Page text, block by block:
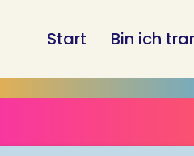
Start Bin ich